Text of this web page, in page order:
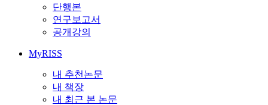
단행본
연구보고서
공개강의
MyRISS
내 추천논문
내 책장
내 최근 본 논문